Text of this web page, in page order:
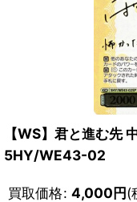
【WS】君と進む先
5HY/WE43-02
買取価格: 4,000円(